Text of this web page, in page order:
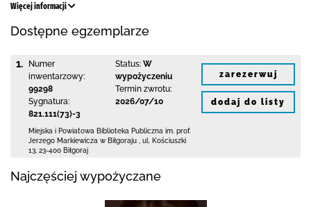
Więcej informacji
Dostępne egzemplarze
1.
Numer
inwentarzowy:
99298
Sygnatura:
821.111(73)-3
Status: W
wypożyczeniu
Termin zwrotu:
2026/07/10
Miejska i Powiatowa Biblioteka Publiczna im. prof.
Jerzego Markiewicza w Biłgoraju
ul. Kościuszki
13 23-400 Biłgoraj
zarezerwuj
dodaj do listy
Najczęściej wypożyczane